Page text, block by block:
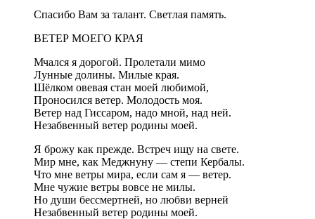
Спасибо Вам за талант. Светлая память.
ВЕТЕР МОЕГО КРАЯ
Мчался я дорогой. Пролетали мимо
Лунные долины. Милые края.
Шёлком овевая стан моей любимой,
Проносился ветер. Молодость моя.
Ветер над Гиссаром, надо мной, над ней.
Незабвенный ветер родины моей.
Я брожу как прежде. Встреч ищу на свете.
Мир мне, как Меджнуну — степи Кербалы.
Что мне ветры мира, если сам я — ветер.
Мне чужие ветры вовсе не милы.
Но души бессмертней, но любви верней
Незабвенный ветер родины моей.